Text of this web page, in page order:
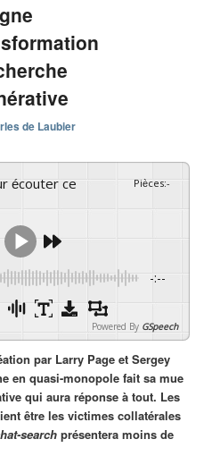
de Laubier
Pièces:-
-:--
Powered By GSpeech
par Larry Page et Sergey
en quasi-monopole fait sa mue
qui aura réponse à tout. Les
être les victimes collatérales
search présentera moins de